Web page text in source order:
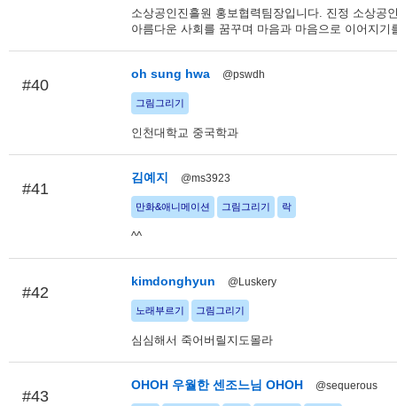
소상공인진흘원 홍보협력팀장입니다. 진정 소상공
아름다운 사회를 꿈꾸며 마음과 마음으로 이어지기
#40
oh sung hwa @pswdh
그림그리기
인천대학교 중국학과
#41
김예지 @ms3923
만화&애니메이션 그림그리기 락
^^
#42
kimdonghyun @Luskery
노래부르기 그림그리기
심심해서 죽어버릴지도몰라
#43
OHOH 우월한 센조느님 OHOH @sequerous